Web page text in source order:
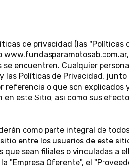
de privacidad (las "Políticas
encuentren. Cualquier
las Políticas de Privacidad,
referencia o que son explicados
este Sitio, así como sus
como parte integral de
entre los usuarios de este sitio
que sean filiales o vinculadas a
"Empresa Oferente", el